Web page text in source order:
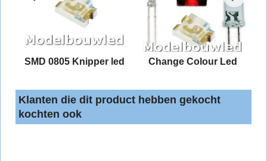
SMD 0805 Knipper led Change Colour Led
Klanten die dit product hebben gekocht
kochten ook